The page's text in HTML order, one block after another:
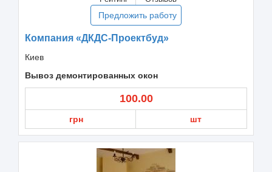
Предложить работу
Компания «ДКДС-Проектбуд»
Киев
Вывоз демонтированных окон
100.00
грн шт